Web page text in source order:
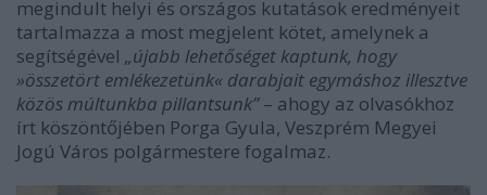
megindult helyi és országos kutatások eredményeit
tartalmazza a most megjelent kötet, amelynek a
segítségével „újabb lehetőséget kaptunk, hogy
»összetört emlékezetünk« darabjait egymáshoz illesztve
közös múltunkba pillantsunk”– ahogy az olvasókhoz
írt köszöntőjében Porga Gyula, Veszprém Megyei
Jogú Város polgármestere fogalmaz.